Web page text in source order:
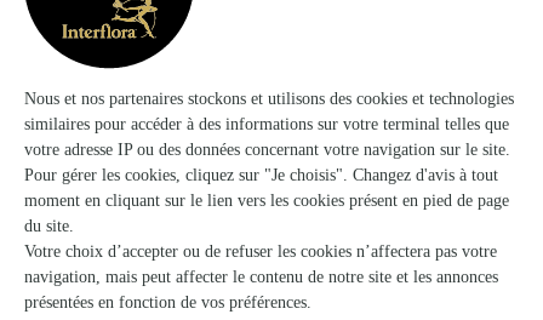
Aux Fleurs Lensoises
Lens
98 rue René Lanoy
Voir la boutique